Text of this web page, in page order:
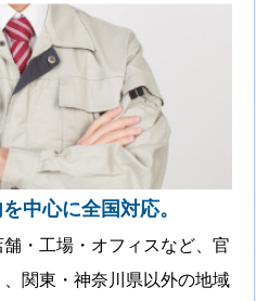
中心に全国対応。
・工場・オフィスなど、官
関東・神奈川県以外の地域